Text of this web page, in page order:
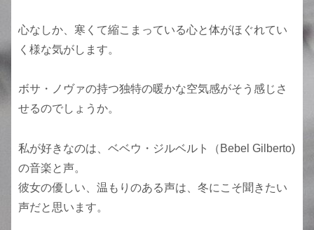
心なしか、寒くて縮こまっている心と体がほぐれてい
く様な気がします。
ボサ・ノヴァの持つ独特の暖かな空気感がそう感じさ
せるのでしょうか。
私が好きなのは、ベベウ・ジルベルト（Bebel Gilberto)
の音楽と声。
彼女の優しい、温もりのある声は、冬にこそ聞きたい
声だと思います。